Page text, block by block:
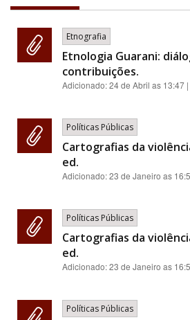
Etnografia
Etnologia Guarani:
contribuições.
Adicionado:24 de Abril as 13:47
Políticas Públicas
Cartografias da
ed.
Adicionado:23 de Janeiro as
Políticas Públicas
Cartografias da
ed.
Adicionado:23 de Janeiro as
Políticas Públicas